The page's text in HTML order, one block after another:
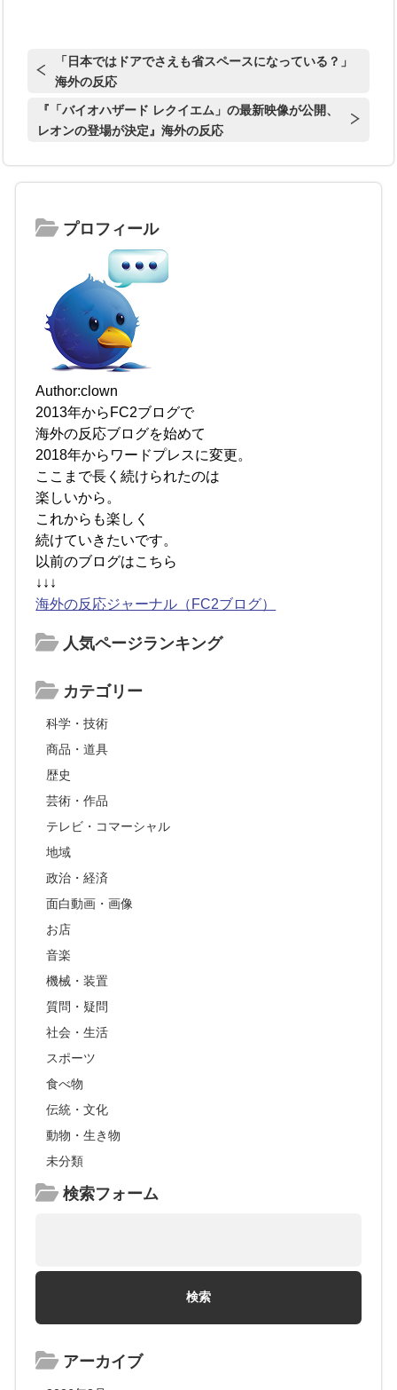
「日本ではドアでさえも省スペースになっている？」
海外の反応
『「バイオハザード レクイエム」の最新映像が公開、
レオンの登場が決定』海外の反応
プロフィール
Author:clown
2013年からFC2ブログで
海外の反応ブログを始めて
2018年からワードプレスに変更。
ここまで長く続けられたのは
楽しいから。
これからも楽しく
続けていきたいです。
以前のブログはこちら
↓↓↓
海外の反応ジャーナル（FC2ブログ）
人気ページランキング
カテゴリー
科学・技術
商品・道具
歴史
芸術・作品
テレビ・コマーシャル
地域
政治・経済
面白動画・画像
お店
音楽
機械・装置
質問・疑問
社会・生活
スポーツ
食べ物
伝統・文化
動物・生き物
未分類
検索フォーム
アーカイブ